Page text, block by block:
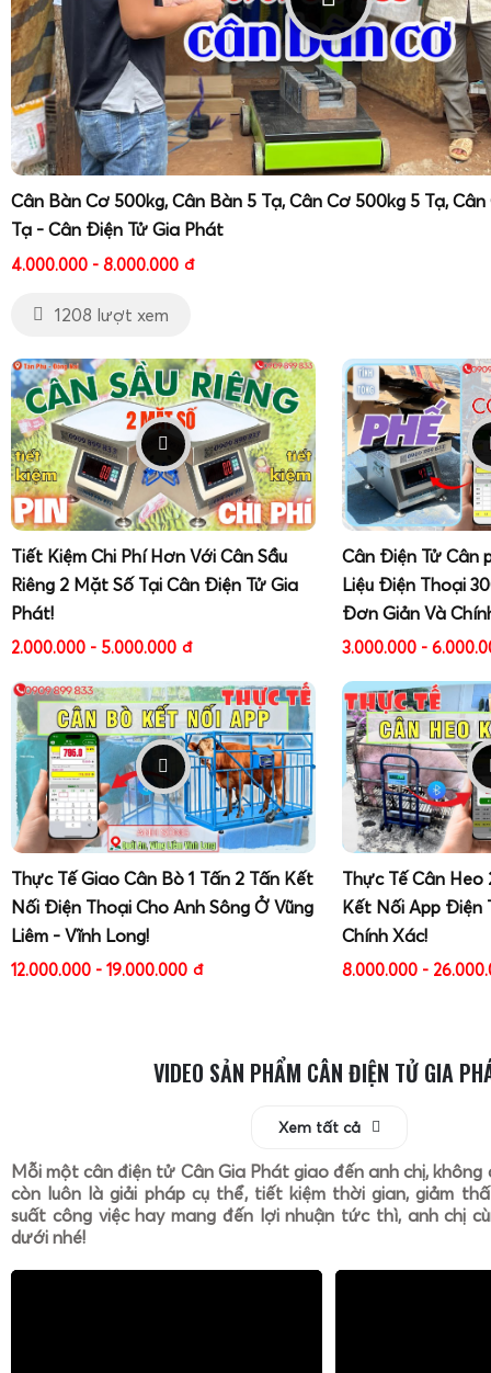
Cân Bàn Cơ 500kg, Cân Bàn 5 Tạ, Cân Cơ 500kg 5 Tạ,
Tạ - Cân Điện Tử Gia Phát
4.000.000 - 8.000.000 đ
1208 lượt xem
Tiết Kiệm Chi Phí Hơn Với Cân Sầu
Riêng 2 Mặt Số Tại Cân Điện Tử Gia
Phát!
2.000.000 - 5.000.000 đ
Cân Điện Tử Cân
Liệu Điện Thoại
Đơn Giản Và
3.000.000 -
Thực Tế Giao Cân Bò 1 Tấn 2 Tấn Kết
Nối Điện Thoại Cho Anh Sông Ở Vũng
Liêm - Vĩnh Long!
12.000.000 - 19.000.000 đ
Thực Tế Cân
Kết Nối App Điện
Chính Xác!
8.000.000 -
VIDEO SẢN PHẨM CÂN ĐIỆN TỬ GIA
Xem tất cả
Mỗi một cân điện tử Cân Gia Phát giao đến anh chị, không
còn luôn là giải pháp cụ thể, tiết kiệm thời gian, giảm
suất công việc hay mang đến lợi nhuận tức thì, anh chị
dưới nhé!